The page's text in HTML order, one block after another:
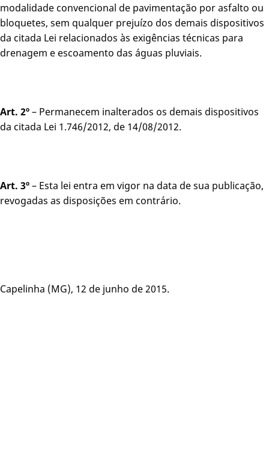
modalidade convencional de pavimentação por asfalto ou
bloquetes, sem qualquer prejuízo dos demais dispositivos
da citada Lei relacionados às exigências técnicas para
drenagem e escoamento das águas pluviais.
Art. 2º– Permanecem inalterados os demais dispositivos
da citada Lei 1.746/2012, de 14/08/2012.
Art. 3º– Esta lei entra em vigor na data de sua publicação,
revogadas as disposições em contrário.
Capelinha (MG), 12 de junho de 2015.